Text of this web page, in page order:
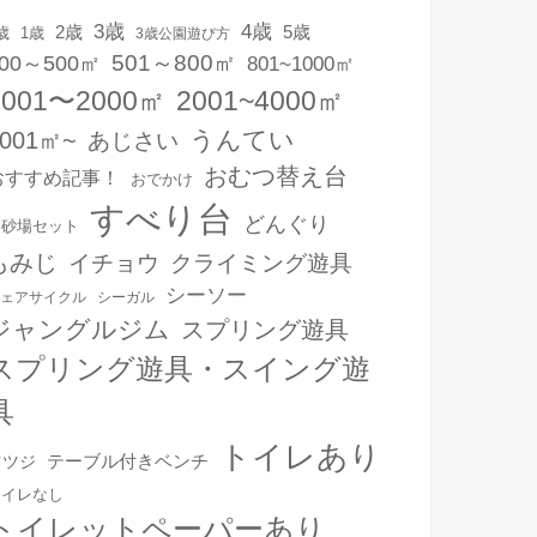
1歳 2歳 3歳 3歳公園遊び方 4歳 5歳
～500㎡ 501～800㎡ 801~1000㎡
〜2000㎡ 2001~4000㎡
㎡~ あじさい うんてい
すすめ記事！ おでかけ おむつ替え台
場セット すべり台 どんぐり
みじ イチョウ クライミング遊具
アサイクル シーガル シーソー
ャングルジム スプリング遊具
プリング遊具・スイング遊
ジ テーブル付きベンチ トイレあり
イレなし
イレットペーパーあり